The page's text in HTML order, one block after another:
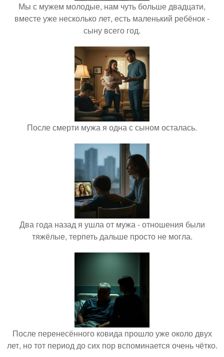
Мы с мужем молодые, нам чуть больше двадцати,
вместе уже несколько лет, есть маленький ребёнок -
сыну всего год.
После смерти мужа я одна с сыном осталась.
Два года назад я ушла от мужа - отношения были
тяжёлые, терпеть дальше просто не могла.
После перенесённого ковида прошло уже около двух
лет, но тот период до сих пор вспоминается очень чётко.